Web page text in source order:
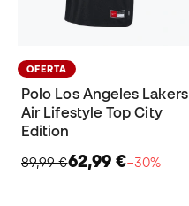
OFERTA
Polo Los Angeles Lakers
Air Lifestyle Top City
Edition
89,99 €62,99 €−30%